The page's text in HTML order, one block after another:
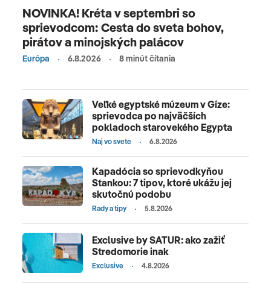
NOVINKA! Kréta v septembri so
sprievodcom: Cesta do sveta bohov,
pirátov a minojských palácov
Európa 6.8.2026 8 minút čítania
Veľké egyptské múzeum v Gíze:
sprievodca po najväčších
pokladoch starovekého Egypta
Naj vo svete 6.8.2026
Kapadócia so sprievodkyňou
Stankou: 7 tipov, ktoré ukážu jej
skutočnú podobu
Rady a tipy 5.8.2026
Exclusive by SATUR: ako zažiť
Stredomorie inak
Exclusive 4.8.2026